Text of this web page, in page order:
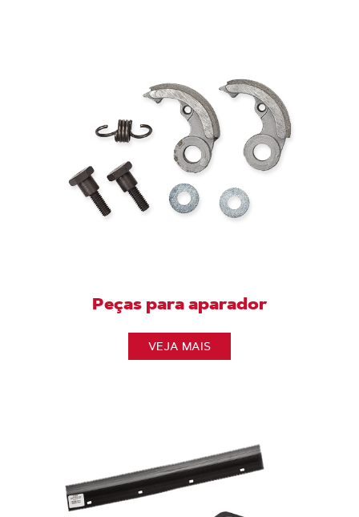
Peças para aparador
VEJA MAIS